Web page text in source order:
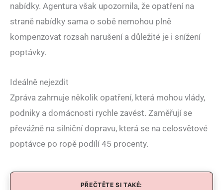
nabídky. Agentura však upozornila, že opatření na
straně nabídky sama o sobě nemohou plně
kompenzovat rozsah narušení a důležité je i snížení
poptávky.
Ideálně nejezdit
Zpráva zahrnuje několik opatření, která mohou vlády,
podniky a domácnosti rychle zavést. Zaměřují se
převážně na silniční dopravu, která se na celosvětové
poptávce po ropě podílí 45 procenty.
PŘEČTĚTE SI TAKÉ: